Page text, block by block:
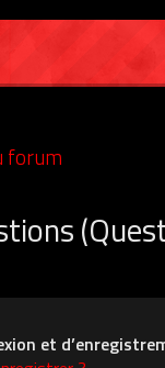
forum
et